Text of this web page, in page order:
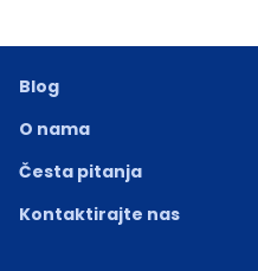
Blog
O nama
Česta pitanja
Kontaktirajte nas